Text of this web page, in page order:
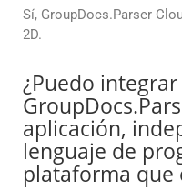
Sí, GroupDocs.Parser
2D.
¿Puedo integrar
aplicación,
lenguaje de
plataforma que